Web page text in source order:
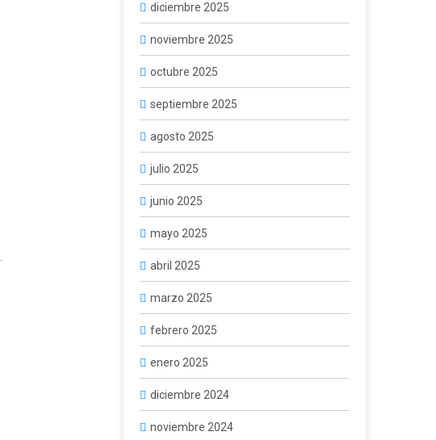
diciembre 2025
noviembre 2025
octubre 2025
septiembre 2025
agosto 2025
julio 2025
junio 2025
mayo 2025
abril 2025
marzo 2025
febrero 2025
enero 2025
diciembre 2024
noviembre 2024